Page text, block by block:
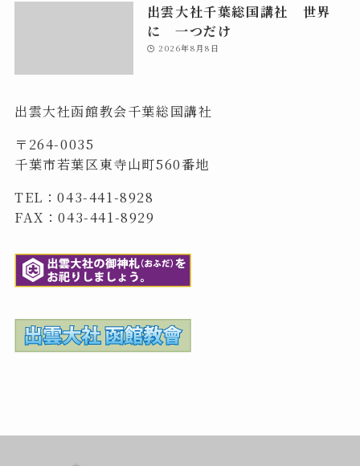
出雲大社千葉総国講社 世界
に 一つだけ
2026年8月8日
出雲大社函館教会千葉総国講社
〒264-0035
千葉市若葉区東寺山町560番地
TEL：043-441-8928
FAX：043-441-8929